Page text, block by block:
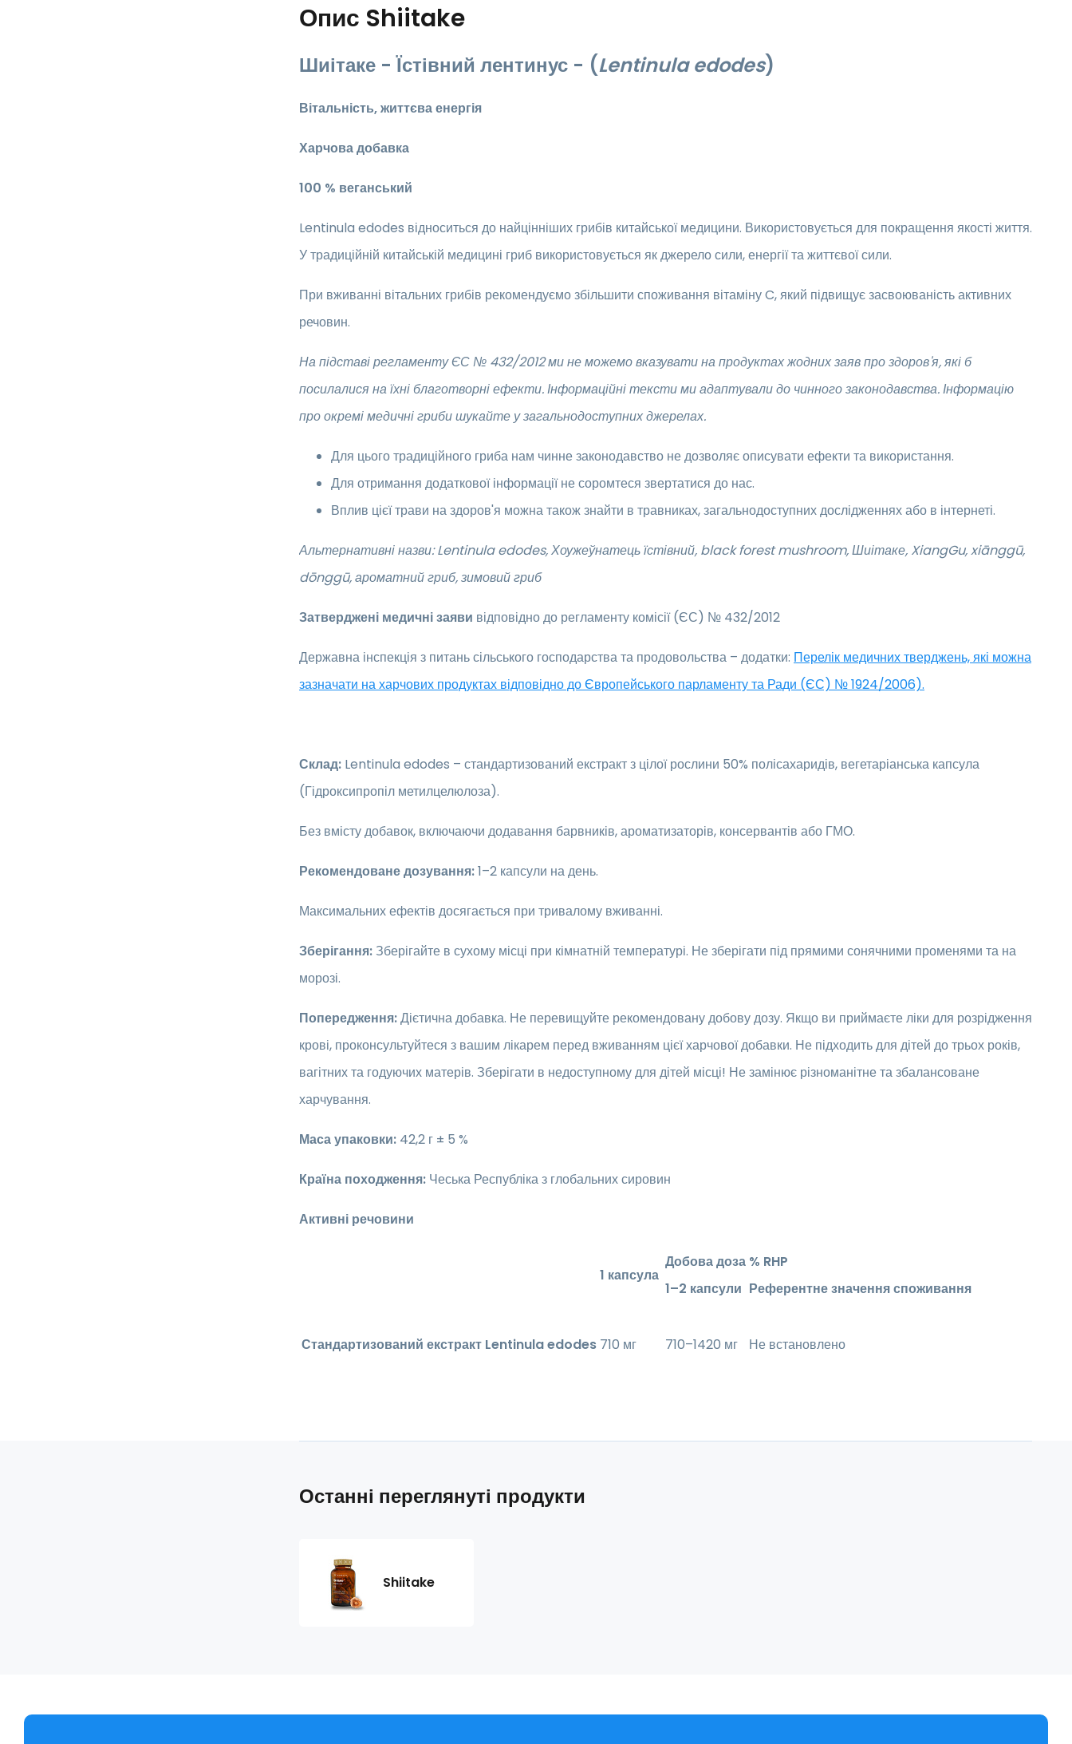
Опис Shiitake
Шиітаке -Їстівний лентинус - (Lentinula edodes)
Вітальність, життєва енергія
Харчова добавка
100 % веганський
Lentinula edodes відноситься до найцінніших грибів китайської медицини. Використовується для покращення якості життя.
У традиційній китайській медицині гриб використовується як джерело сили, енергії та життєвої сили.
При вживанні вітальних грибів рекомендуємо збільшити споживання вітаміну C, який підвищує засвоюваність активних
речовин.
На підставі регламенту ЄС № 432/2012 ми не можемо вказувати на продуктах жодних заяв про здоров'я, які б
посилалися на їхні благотворні ефекти. Інформаційні тексти ми адаптували до чинного законодавства. Інформацію
про окремі медичні гриби шукайте у загальнодоступних джерелах.
Для цього традиційного гриба нам чинне законодавство не дозволяє описувати ефекти та використання.
Для отримання додаткової інформації не соромтеся звертатися до нас.
Вплив цієї трави на здоров'я можна також знайти в травниках, загальнодоступних дослідженнях або в інтернеті.
Альтернативні назви: Lentinula edodes, Хоужеўнатець їстівний, black forest mushroom, Шиітаке, XiangGu, xiānggū,
dōnggū, ароматний гриб, зимовий гриб
Затверджені медичні заяви відповідно до регламенту комісії (ЄС) № 432/2012
Державна інспекція з питань сільського господарства та продовольства – додатки: Перелік медичних тверджень, які можна
зазначати на харчових продуктах відповідно до Європейського парламенту та Ради (ЄС) № 1924/2006).
Склад: Lentinula edodes – стандартизований екстракт з цілої рослини 50% полісахаридів, вегетаріанська капсула
(Гідроксипропіл метилцелюлоза).
Без вмісту добавок, включаючи додавання барвників, ароматизаторів, консервантів або ГМО.
Рекомендоване дозування:1–2 капсули на день.
Максимальних ефектів досягається при тривалому вживанні.
Зберігання: Зберігайте в сухому місці при кімнатній температурі. Не зберігати під прямими сонячними променями та на
морозі.
Попередження:Дієтична добавка. Не перевищуйте рекомендовану добову дозу. Якщо ви приймаєте ліки для розрідження
крові, проконсультуйтеся з вашим лікарем перед вживанням цієї харчової добавки. Не підходить для дітей до трьох років,
вагітних та годуючих матерів. Зберігати в недоступному для дітей місці! Не замінює різноманітне та збалансоване
харчування.
Маса упаковки: 42,2 г ± 5 %
Країна походження: Чеська Республіка з глобальних сировин
Активні речовини
1 капсула
Добова доза
1–2 капсули
% RHP
Референтне значення споживання
Стандартизований екстракт Lentinula edodes 710 мг 710–1420 мг Не встановлено
Останні переглянуті продукти
Shiitake